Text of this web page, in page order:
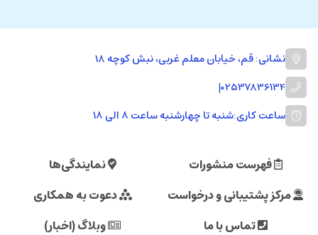
نشانی: قم، خیابان معلم غربی، نبش کوچه 18
02537836134
|
ساعت کاری:شنبه تا چهارشنبه ساعت ۸ الی ۱۸
فهرست منشورات
نمایندگی‌ها
مرکز پشتیبانی و درخواست
دعوت به همکاری
تماس با ما
وبلاگ (اخبار)